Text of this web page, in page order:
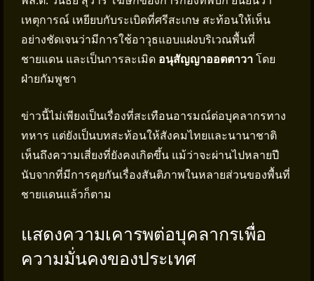
เหตุการณ์ เหยียบกับระเบิดที่ศรีสะเกษ สะท้อนให้เห็น
อย่างชัดเจนว่ามีการใช้อาวุธแอบแฝงบริเวณพื้นที่
ชายแดน และเป็นการละเมิด อนุสัญญาออตตาวา โดย
ฝ่ายกัมพูชา
ข่าวนี้ไม่เพียงเป็นเรื่องที่สะเทือนอารมณ์ต่อบุคลากรทาง
ทหาร แต่ยังเป็นบทสะท้อนให้สังคมไทยและนานาชาติ
เห็นถึงความเสี่ยงที่ยังคงเกิดขึ้น แม้ว่าจะผ่านไปหลายปี
นับจากที่มีการคุยกันเรื่องสันติภาพในหลายส่วนของพื้นที่
ชายแดนแล้วก็ตาม
แสดงความเคารพต่อบุคลากรเพื่อ
ความมั่นคงของประเทศ